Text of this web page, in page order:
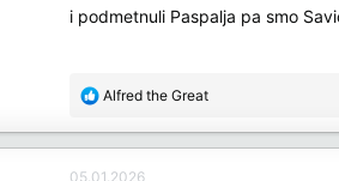
i podmetnuli Paspalja pa smo
R
a
Alfred the Great
05.01.2026